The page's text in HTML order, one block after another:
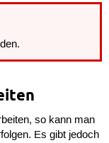
so kann man
Es gibt jedoch